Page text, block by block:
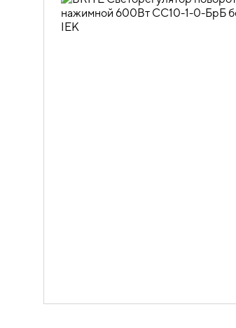
06.01.01.01 ЭУИ BRITE белый